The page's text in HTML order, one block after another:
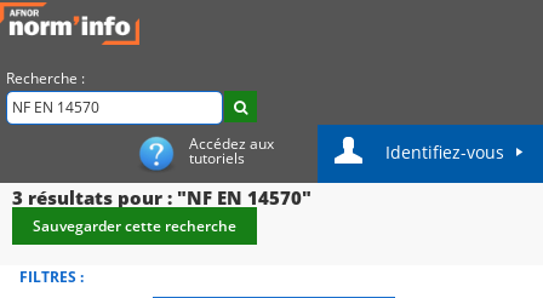
Recherche :
Accédez aux
tutoriels Identifiez-vous
3 résultats pour : "NF EN 14570"
Sauvegarder cette recherche
FILTRES :